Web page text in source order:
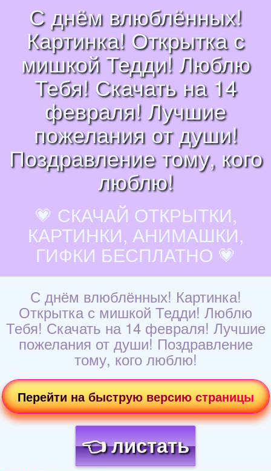
С днём влюблённых!
Картинка! Открытка с
мишкой Тедди! Люблю
Тебя! Скачать на 14
февраля! Лучшие
пожелания от души!
Поздравление тому, кого
люблю!
💗 СКАЧАЙ ОТКРЫТКИ,
КАРТИНКИ, АНИМАШКИ,
ГИФКИ БЕСПЛАТНО 💗
С днём влюблённых! Картинка!
Открытка с мишкой Тедди! Люблю
Тебя! Скачать на 14 февраля! Лучшие
пожелания от души! Поздравление
тому, кого люблю!
Перейти на быструю версию страницы
👈 листать